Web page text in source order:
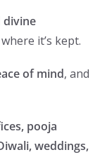
divine
it’s kept.
of mind, and
pooja
weddings,